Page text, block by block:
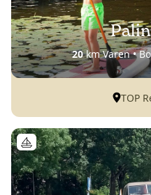
20km Varen •
TOP